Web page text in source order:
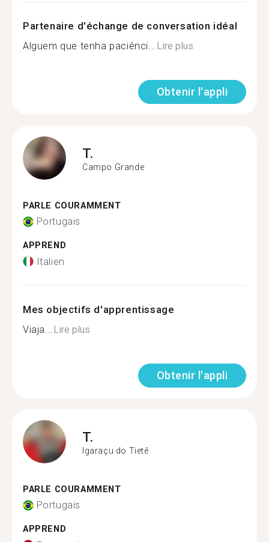
Partenaire d'échange de conversation idéal
Alguem que tenha paciênci... Lire plus
Obtenir l'appli
T.
Campo Grande
PARLE COURAMMENT
Portugais
APPREND
Italien
Mes objectifs d'apprentissage
Viaja... Lire plus
Obtenir l'appli
T.
Igaraçu do Tietê
PARLE COURAMMENT
Portugais
APPREND